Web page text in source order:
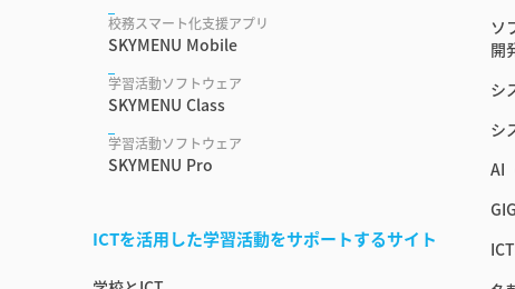
校務スマート化支援アプリ
SKYMENU Mobile
学習活動ソフトウェア
SKYMENU Class
学習活動ソフトウェア
SKYMENU Pro
ICTを活用した学習活動をサポートするサイト
ソ
開
シ
シ
AI